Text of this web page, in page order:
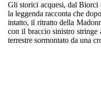
Gli storici acquesi, dal Biorci
la leggenda racconta che
intatto, il ritratto della
con il braccio sinistro stringe
terrestre sormontato da una